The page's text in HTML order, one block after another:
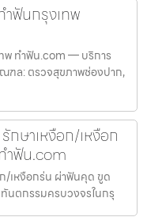
ฟันกรุงเทพ
พ ทำฟัน.com — บริการ
ฑล: ตรวจสุขภาพช่องปาก,
ษาเหงือก/เหงือก
ฟัน.com
/เหงือกร่น ผ่าฟันคุด ขูด
ตกรรมครบวงจรในกรุ